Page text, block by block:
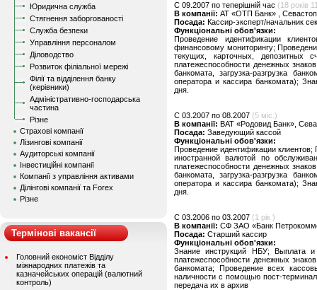
Юридична служба
Стягнення заборгованості
Служба безпеки
Управління персоналом
Діловодство
Розвиток філіальної мережі
Філії та відділення банку
(керівники)
Адміністративно-господарська
частина
Різне
Страхові компанії
Лізингові компанії
Аудиторські компанії
Інвестиційні компанії
Компанії з управління активами
Ділінгові компанії та Forex
Різне
Термінові вакансії
Головний економіст Відділу
міжнародних платежів та
казначейських операцій (валютний
контроль)
C 09.2007 по теперішній час (18 років
В компанії: АТ «ОТП Банк» ,
Посада: Кассир-эксперт/начальник
Функціональні обов'язки:
Проведение идентификации
финансовому мониторингу;
текущих, карточных, депозитных
платежеспособности денежных
банкомата, загрузка-разгрузка
оператора и кассира банкомата);
дня.
C 03.2007 по 08.2007 (5 міс.)
В компанії: ВАТ «Родовид Банк»,
Посада: Заведующий кассой
Функціональні обов'язки:
Проведение идентификации
иностранной валютой по
платежеспособности денежных
банкомата, загрузка-разгрузка
оператора и кассира банкомата);
дня.
C 03.2006 по 03.2007 (1 рік )
В компанії: СФ ЗАО «Банк
Посада: Старший кассир
Функціональні обов'язки:
Знание инструкций НБУ; Выплата и
платежеспособности денежных
банкомата; Проведение всех
наличности с помощью пост-
передача их в архив